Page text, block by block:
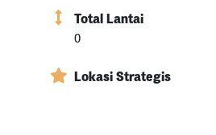
Total Lantai
0
Lokasi Strategis